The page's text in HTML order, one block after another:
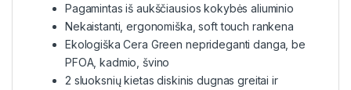
Pagamintas iš aukščiausios kokybės aliuminio
Nekaistanti, ergonomiška, soft touch rankena
Ekologiška Cera Green neprideganti danga, be
PFOA, kadmio, švino
2 sluoksnių kietas diskinis dugnas greitai ir